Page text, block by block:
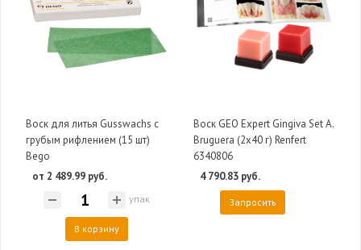
Воск для литья Gusswachs с
грубым рифлением (15 шт)
Bego
от 2 489.99 руб.
упак
В корзину
Воск GEO Expert Gingiva Set А.
Bruguera (2х40 г) Renfert
6340806
4 790.83 руб.
Запросить